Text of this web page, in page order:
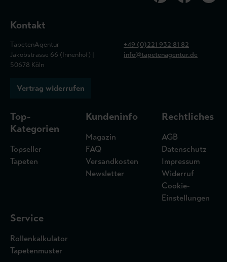
Kontakt
TapetenAgentur
Jakobstrasse 66 (Innenhof) |
50678 Köln
+49 (0)221 932 81 82
info@tapetenagentur.de
Vertrag widerrufen
Top-
Kategorien
Topseller
Tapeten
Kundeninfo
Magazin
FAQ
Versandkosten
Newsletter
Rechtliches
AGB
Datenschutz
Impressum
Widerruf
Cookie-
Einstellungen
Service
Rollenkalkulator
Tapetenmuster